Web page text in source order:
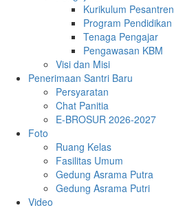
Kurikulum Pesantren
Program Pendidikan
Tenaga Pengajar
Pengawasan KBM
Visi dan Misi
Penerimaan Santri Baru
Persyaratan
Chat Panitia
E-BROSUR 2026-2027
Foto
Ruang Kelas
Fasilitas Umum
Gedung Asrama Putra
Gedung Asrama Putri
Video